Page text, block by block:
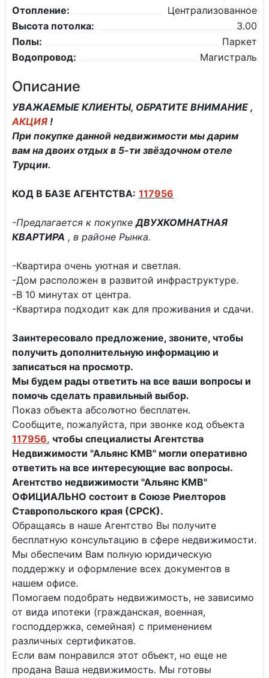
Отопление:
Централизованное
Высота потолка:
3.00
Полы:
Паркет
Водопровод:
Магистраль
Описание
УВАЖАЕМЫЕ КЛИЕНТЫ, ОБРАТИТЕ ВНИМАНИЕ ,
АКЦИЯ !
При покупке данной недвижимости мы дарим
вам на двоих отдых в 5-ти звёздочном отеле
Турции.
КОД В БАЗЕ АГЕНТСТВА: 117956
-Предлагается к покупкеДВУХКОМНАТНАЯ
КВАРТИРА , в районе Рынка.
-Квартира очень уютная и светлая.
-Дом расположен в развитой инфраструктуре.
-В 10 минутах от центра.
-Квартира подходит как для проживания и сдачи.
Заинтересовало предложение, звоните, чтобы
получить дополнительную информацию и
записаться на просмотр.
Мы будем рады ответить на все ваши вопросы и
помочь сделать правильный выбор.
Показ объекта абсолютно бесплатен.
Сообщите, пожалуйста, при звонке код объекта
117956, чтобы специалисты Агентства
Недвижимости "Альянс КМВ" могли оперативно
ответить на все интересующие вас вопросы.
Агентство недвижимости "Альянс КМВ"
ОФИЦИАЛЬНО состоит в Союзе Риелторов
Ставропольского края (СРСК).
Обращаясь в наше Агентство Вы получите
бесплатную консультацию в сфере недвижимости.
Мы обеспечим Вам полную юридическую
поддержку и оформление всех документов в
нашем офисе.
Помогаем подобрать недвижимость, не зависимо
от вида ипотеки (гражданская, военная,
господдержка, семейная) с применением
различных сертификатов.
Если вам понравился этот объект, но еще не
продана Ваша недвижимость. Мы готовы